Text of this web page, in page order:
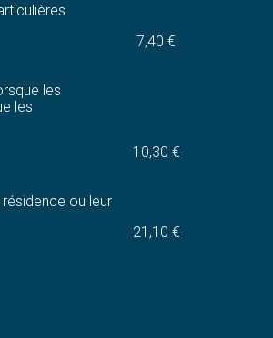
7,40 €
les
les
10,30 €
ou leur
21,10 €